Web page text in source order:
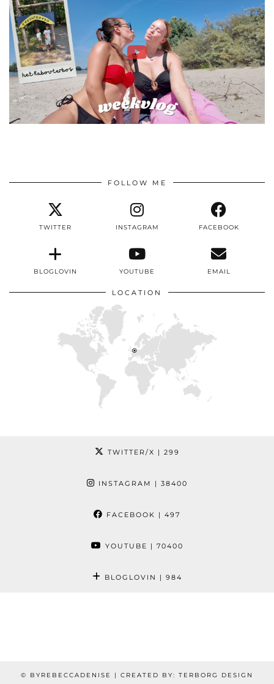
FOLLOW ME
TWITTER INSTAGRAM FACEBOOK
BLOGLOVIN YOUTUBE EMAIL
LOCATION
TWITTER/X | 299
INSTAGRAM | 38400
FACEBOOK | 497
YOUTUBE | 70400
BLOGLOVIN | 984
© BYREBECCADENISE | CREATED BY: TERBORG DESIGN